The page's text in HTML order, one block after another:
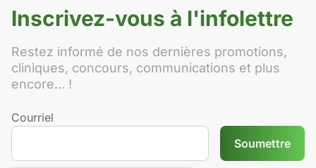
Inscrivez-vous à l'infolettre
Restez informé de nos dernières promotions,
cliniques, concours, communications et plus
encore... !
Courriel